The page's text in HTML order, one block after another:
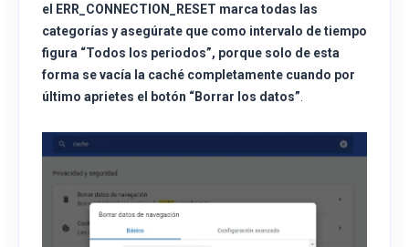
el ERR_CONNECTION_RESET marca todas las
categorías y asegúrate que como intervalo de tiempo
figura “Todos los periodos”, porque solo de esta
forma se vacía la caché completamente cuando por
último aprietes el botón “Borrar los datos”